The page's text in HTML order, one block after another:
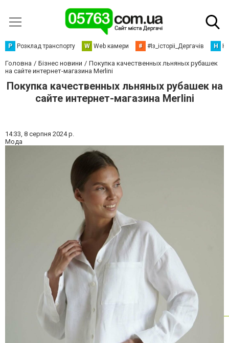
Р Розклад транспорту W Web камери # #Із_історіі_Дергачів Н
Головна Бізнес новини
Покупка качественных льняных рубашек
на сайте интернет-магазина Merlini
Покупка качественных льняных рубашек на
сайте интернет-магазина Merlini
14:33, 8 серпня 2024 р.
Мода